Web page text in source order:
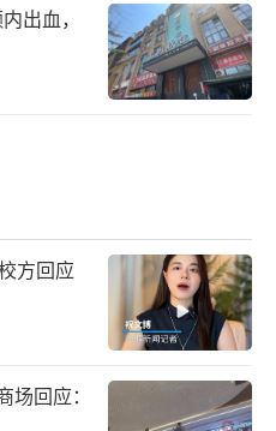
18日将兰世立多付的
立又在其个人视频号
“与事实不符”，并再
款的条件下仍申请强
并没有做到其宣称
“金龙鱼这是在钻法
出血，
方回应
回应：